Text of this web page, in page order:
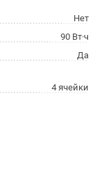
Нет
90 Вт·ч
Да
4 ячейки